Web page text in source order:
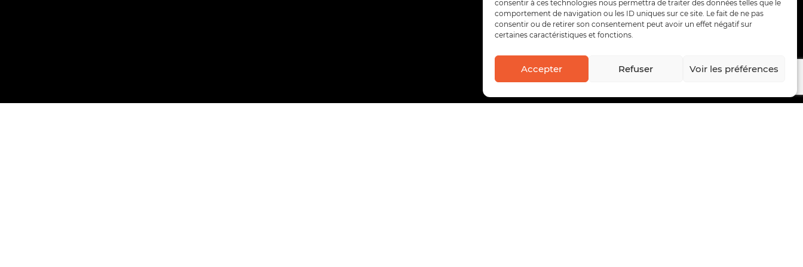
consentir à ces technologies nous permettra de traiter des données telles que le
comportement de navigation ou les ID uniques sur ce site. Le fait de ne pas
consentir ou de retirer son consentement peut avoir un effet négatif sur
certaines caractéristiques et fonctions.
Accepter Refuser Voir les préférences